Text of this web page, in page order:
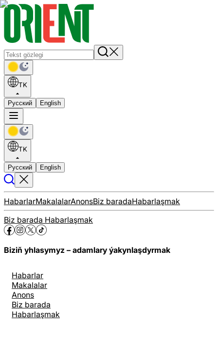
TK
Русский English
TK
Русский English
HabarlarMakalalarAnonsBiz baradaHabarlaşmak
Biz barada Habarlaşmak
Biziň yhlasymyz – adamlary ýakynlaşdyrmak
Habarlar
Makalalar
Anons
Biz barada
Habarlaşmak